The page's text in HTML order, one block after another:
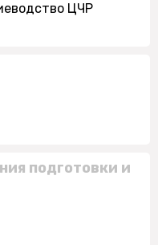
ЦЧР
подготовки и